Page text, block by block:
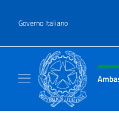
Governo Italiano
Intestazione